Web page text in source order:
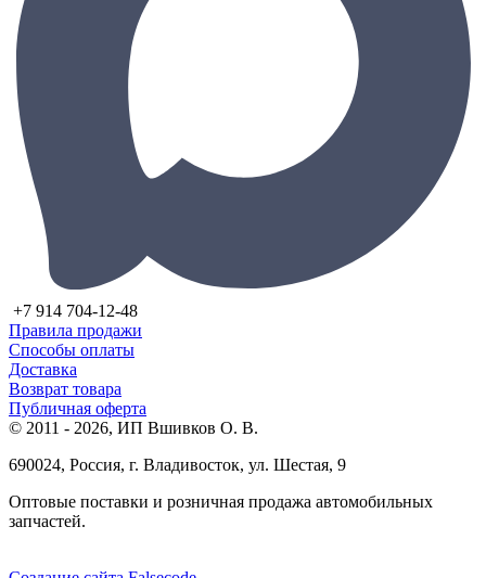
+7 914 704-12-48
Правила продажи
Способы оплаты
Доставка
Возврат товара
Публичная оферта
© 2011 - 2026, ИП Вшивков О. В.
690024, Россия, г. Владивосток, ул. Шестая, 9
Оптовые поставки и розничная продажа автомобильных
запчастей.